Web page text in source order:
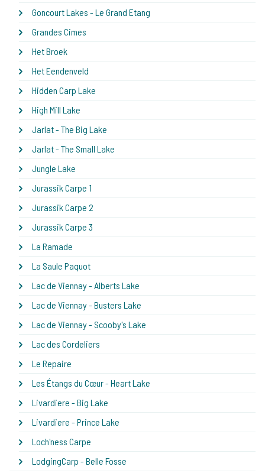
Goncourt Lakes - Le Grand Etang
Grandes Cimes
Het Broek
Het Eendenveld
Hidden Carp Lake
High Mill Lake
Jarlat - The Big Lake
Jarlat - The Small Lake
Jungle Lake
Jurassik Carpe 1
Jurassik Carpe 2
Jurassik Carpe 3
La Ramade
La Saule Paquot
Lac de Viennay - Alberts Lake
Lac de Viennay - Busters Lake
Lac de Viennay - Scooby's Lake
Lac des Cordeliers
Le Repaire
Les Étangs du Cœur - Heart Lake
Livardiere - Big Lake
Livardiere - Prince Lake
Loch'ness Carpe
LodgingCarp - Belle Fosse